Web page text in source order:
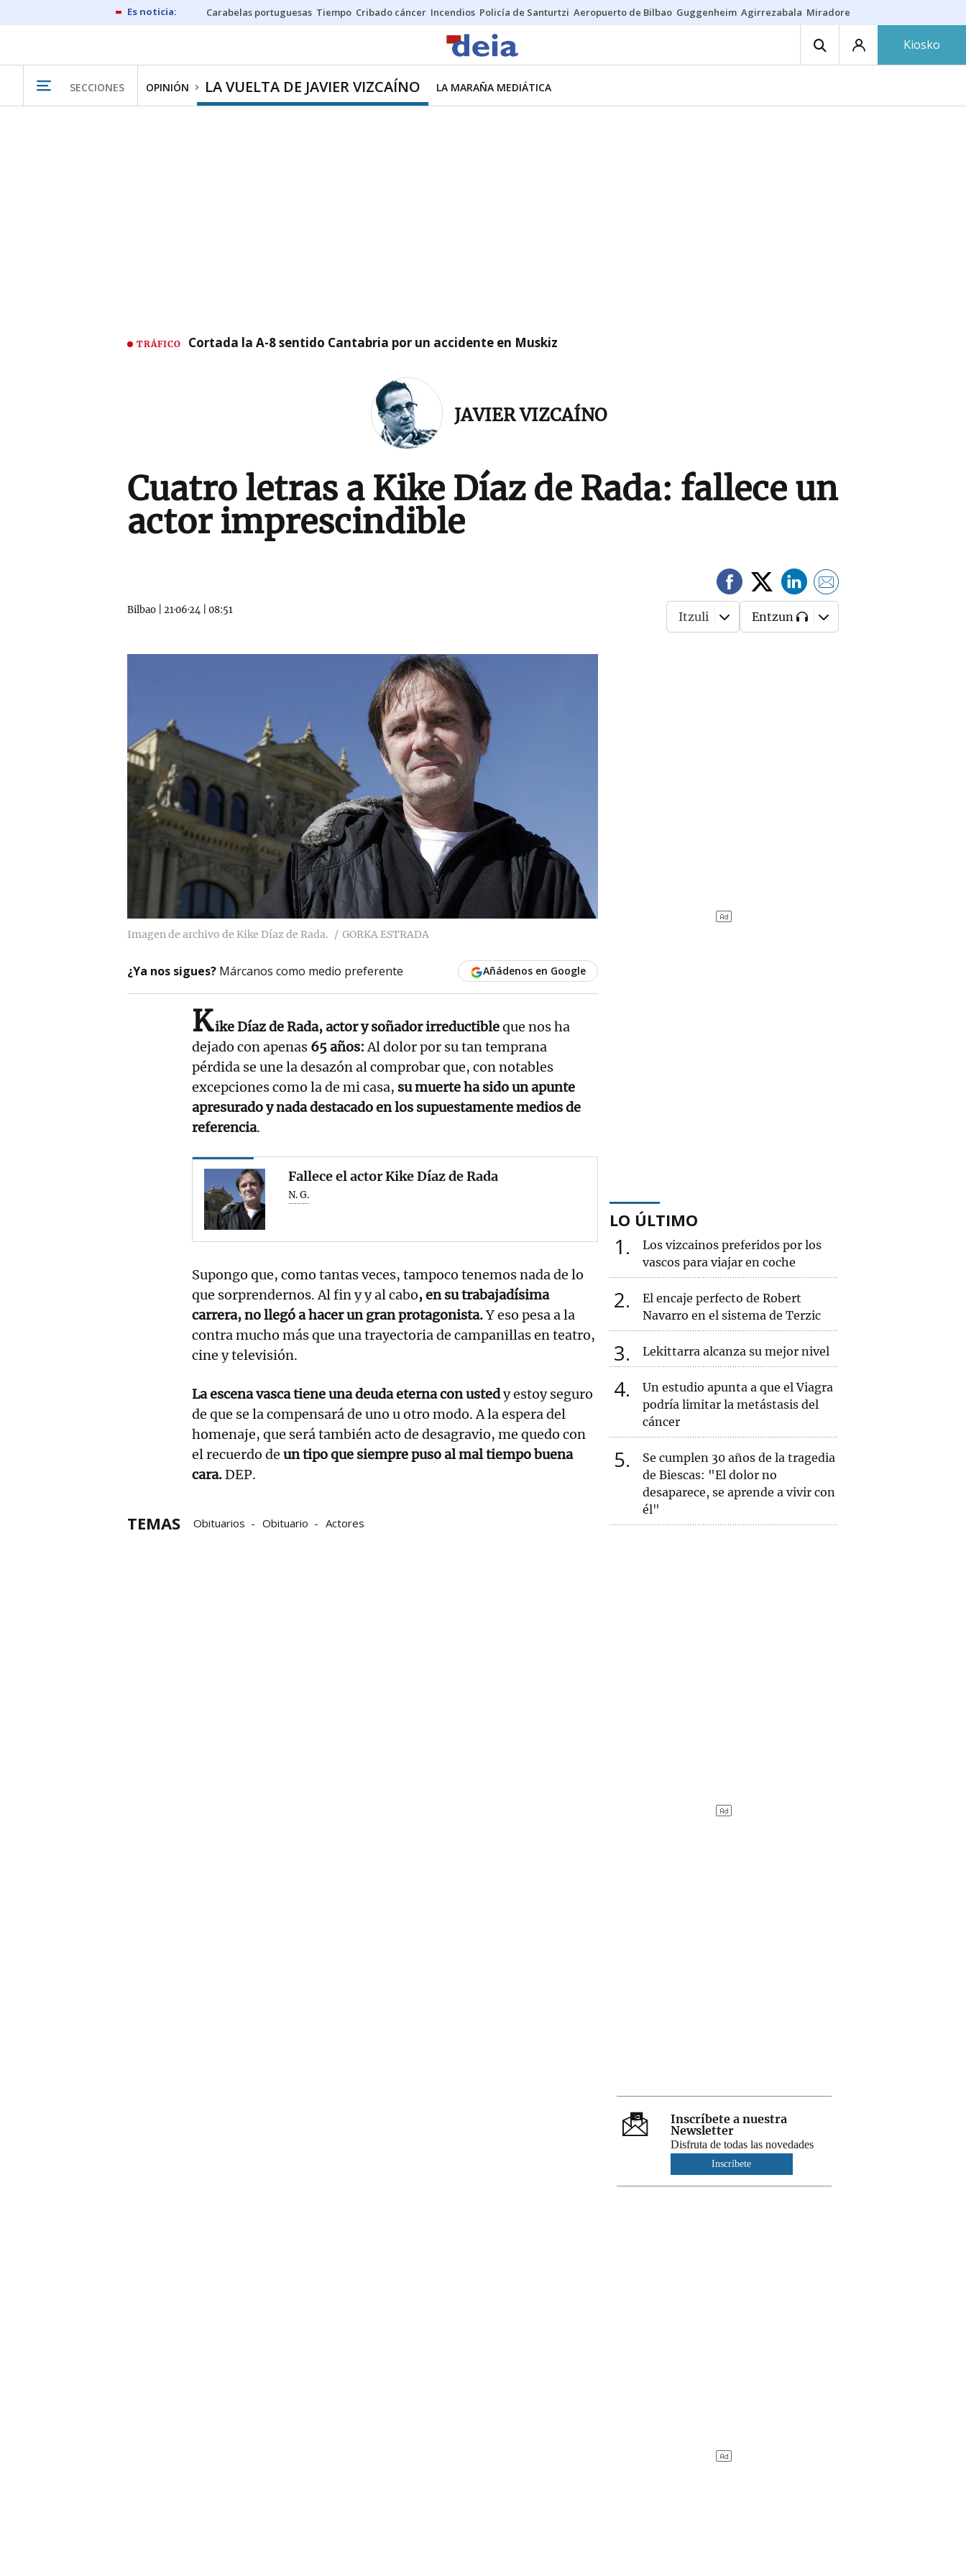
Carabelas portuguesas Tiempo Cribado cáncer Incendios Policía de Santurtzi Aeropuerto de Bilbao Guggenheim Agirrezabala Miradores en Bilbao
Kiosko
SECCIONES OPINIÓN LA VUELTA DE JAVIER VIZCAÍNO LA MARAÑA MEDIÁTICA
TRÁFICO Cortada la A-8 sentido Cantabria por un accidente en Muskiz
JAVIER VIZCAÍNO
Cuatro letras a Kike Díaz de Rada: fallece un
actor imprescindible
Bilbao 21·06·24 08:51 Itzuli Entzun
Imagen de archivo de Kike Díaz de Rada. GORKA ESTRADA
¿Ya nos sigues? Márcanos como medio preferente Añádenos en Google
Kike Díaz de Rada, actor y soñador irreductibleque nos ha
dejado con apenas 65 años:Al dolor por su tan temprana
pérdida se une la desazón al comprobar que, con notables
excepciones como la de mi casa, su muerte ha sido un apunte
apresurado y nada destacado en los supuestamente medios de
referencia.
Fallece el actor Kike Díaz de Rada
N. G.
Supongo que, como tantas veces, tampoco tenemos nada de lo
que sorprendernos. Al fin y y al cabo, en su trabajadísima
carrera, no llegó a hacer un gran protagonista.Y eso pesa a la
contra mucho más que una trayectoria de campanillas en teatro,
cine y televisión.
La escena vasca tiene una deuda eterna con ustedy estoy seguro
de que se la compensará de uno u otro modo. A la espera del
homenaje, que será también acto de desagravio, me quedo con
el recuerdo de un tipo que siempre puso al mal tiempo buena
cara.DEP.
TEMAS Obituarios Obituario Actores
LO ÚLTIMO
1
Los vizcainos preferidos por los
vascos para viajar en coche
2
El encaje perfecto de Robert
Navarro en el sistema de Terzic
3 Lekittarra alcanza su mejor nivel
4
Un estudio apunta a que el Viagra
podría limitar la metástasis del
cáncer
5
Se cumplen 30 años de la tragedia
de Biescas: "El dolor no
desaparece, se aprende a vivir con
él"
Inscríbete a nuestra
Newsletter
Disfruta de todas las novedades
Inscríbete